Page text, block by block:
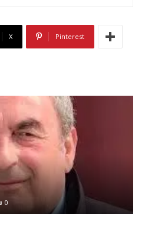
X Pinterest
0